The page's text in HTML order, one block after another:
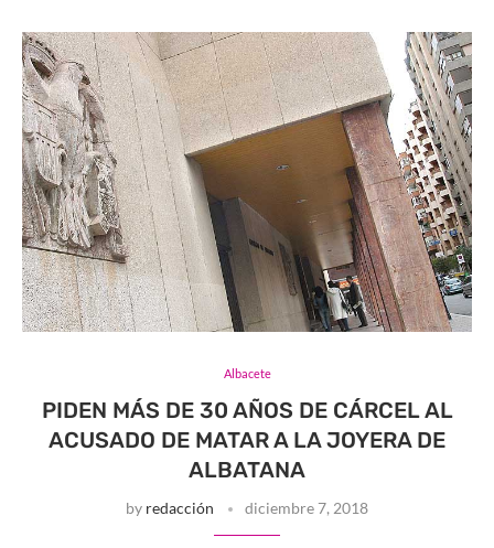
Albacete
PIDEN MÁS DE 30 AÑOS DE CÁRCEL AL
ACUSADO DE MATAR A LA JOYERA DE
ALBATANA
by redacción diciembre 7, 2018